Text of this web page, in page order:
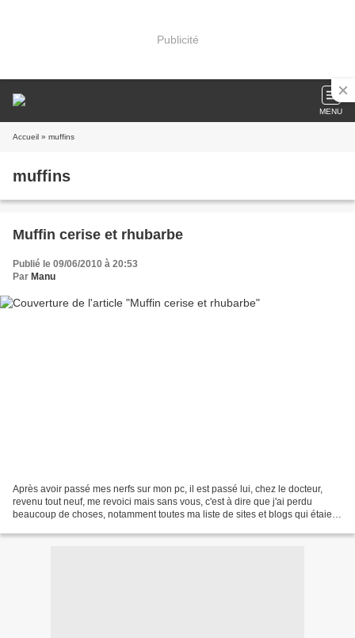
Publicité
MENU
Accueil » muffins
muffins
Muffin cerise et rhubarbe
Publié le 09/06/2010 à 20:53
Par Manu
Après avoir passé mes nerfs sur mon pc, il est passé lui, chez le docteur,
revenu tout neuf, me revoici mais sans vous, c'est à dire que j'ai perdu
beaucoup de choses, notamment toutes ma liste de sites et blogs qui étaient